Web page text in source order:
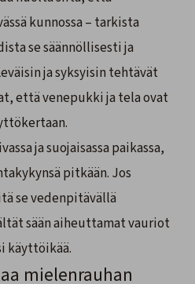
kunnossa – tarkista
se säännöllisesti ja
ja syksyisin tehtävät
että venepukki ja tela ovat
ja suojaisassa paikassa,
pitkään. Jos
se vedenpitävällä
sään aiheuttamat vauriot
käyttöikää.
mielenrauhan